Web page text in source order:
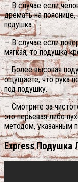
— В случае если
дремать на
подушка.
— В случае если
мягкая, то подушка
— Более высокая
ощущаете, что рука
под подушку.
— Смотрите за
это перьевая либо
методом, указанным
Express Подушка